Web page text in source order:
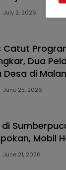
July 2, 2026
Catut
Dua
Desa di
June 25, 2026
di
Mobil
June 21, 2026